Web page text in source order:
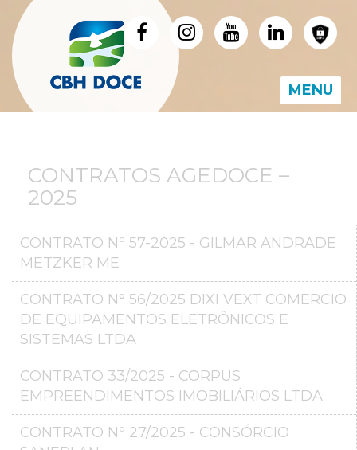
MENU
CONTRATOS AGEDOCE –
2025
CONTRATO Nº 57-2025 - GILMAR ANDRADE
METZKER ME
CONTRATO N° 56/2025 DIXI VEXT COMERCIO
DE EQUIPAMENTOS ELETRÔNICOS E
SISTEMAS LTDA
CONTRATO 33/2025 - CORPUS
EMPREENDIMENTOS IMOBILIÁRIOS LTDA
CONTRATO Nº 27/2025 - CONSÓRCIO